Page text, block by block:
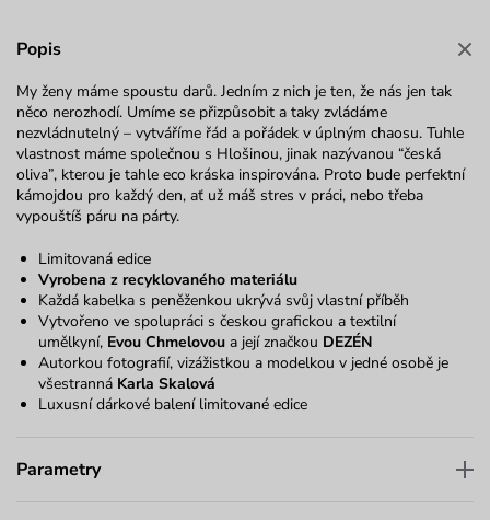
Popis
My ženy máme spoustu darů. Jedním z nich je ten, že nás jen tak
něco nerozhodí. Umíme se přizpůsobit a taky zvládáme
nezvládnutelný – vytváříme řád a pořádek v úplným chaosu. Tuhle
vlastnost máme společnou s Hlošinou, jinak nazývanou “česká
oliva”, kterou je tahle eco kráska inspirována. Proto bude perfektní
kámojdou pro každý den, ať už máš stres v práci, nebo třeba
vypouštíš páru na párty.
Limitovaná edice
Vyrobena z recyklovaného materiálu
Každá kabelka s peněženkou ukrývá svůj vlastní příběh
Vytvořeno ve spolupráci s českou grafickou a textilní
umělkyní, Evou Chmelovou a její značkou DEZÉN
Autorkou fotografií, vizážistkou a modelkou v jedné osobě je
všestranná Karla Skalová
Luxusní dárkové balení limitované edice
Parametry